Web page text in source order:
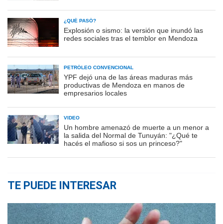
¿QUÉ PASÓ?
Explosión o sismo: la versión que inundó las
redes sociales tras el temblor en Mendoza
PETRÓLEO CONVENCIONAL
YPF dejó una de las áreas maduras más
productivas de Mendoza en manos de
empresarios locales
VIDEO
Un hombre amenazó de muerte a un menor a
la salida del Normal de Tunuyán: "¿Qué te
hacés el mafioso si sos un princeso?"
TE PUEDE INTERESAR